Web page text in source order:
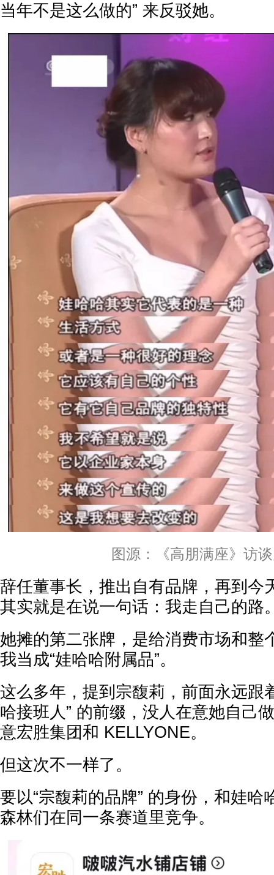
当年不是这么做的” 来反驳她。
图源：《高朋满座》访
辞任董事长，推出自有品牌，再到今
其实就是在说一句话：我走自己的路
她摊的第二张牌，是给消费市场和整
我当成“娃哈哈附属品”。
这么多年，提到宗馥莉，前面永远跟
哈接班人” 的前缀，没人在意她自己
意宏胜集团和 KELLYONE。
但这次不一样了。
要以“宗馥莉的品牌” 的身份，和娃哈
森林们在同一条赛道里竞争。